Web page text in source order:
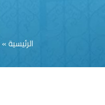
الرئيسية»